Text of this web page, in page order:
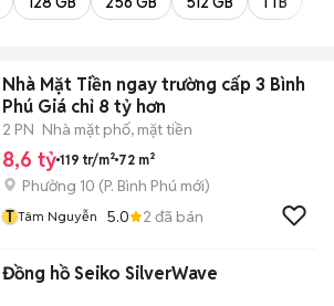
Nhà Mặt Tiền ngay trường cấp 3 Bình
Phú Giá chỉ 8 tỷ hơn
2 PN Nhà mặt phố, mặt tiền
8,6 tỷ 119 tr/m² 72 m²
Phường 10 (P. Bình Phú mới)
T Tâm Nguyễn 5.0 2 đã bán
Đồng hồ Seiko SilverWave